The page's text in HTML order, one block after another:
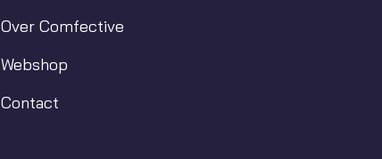
Over Comfective
Webshop
Contact